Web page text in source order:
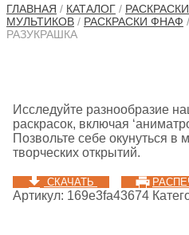
ГЛАВНАЯ / КАТАЛОГ /
МУЛЬТИКОВ / РАСКРАСКИ ФНАФ
РАЗУКРАШКА
Исследуйте разнообразие
раскрасок, включая
Позвольте себе окунуться в
творческих открытий.
СКАЧАТЬ
Артикул: 169e3fa43674